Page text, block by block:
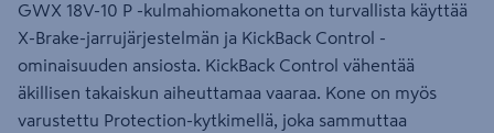
GWX 18V-10 P -kulmahiomakonetta on turvallista käyttää
X-Brake-jarrujärjestelmän ja KickBack Control -
ominaisuuden ansiosta. KickBack Control vähentää
äkillisen takaiskun aiheuttamaa vaaraa. Kone on myös
varustettu Protection-kytkimellä, joka sammuttaa